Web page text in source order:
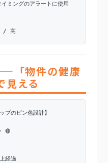
ミングのアラートに使用
/ 高
「物件の健康
見える
プのピン色設計】
🔴
経過